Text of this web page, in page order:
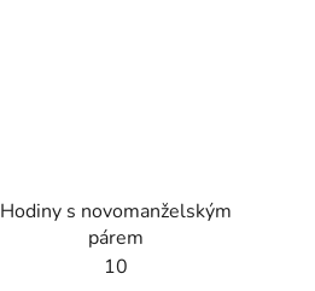
Hodiny s novomanželským
párem
10